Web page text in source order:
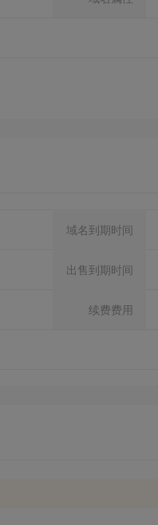
域名到期时间
出售到期时间
续费费用